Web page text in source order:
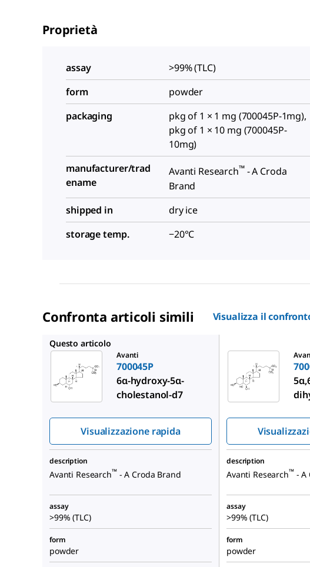
Proprietà
assay
>99% (TLC)
form
powder
packaging
pkg of 1 × 1 mg (700045P-1mg),
pkg of 1 × 10 mg (700045P-
10mg)
manufacturer/trad
ename
Avanti Research™- A Croda
Brand
shipped in
dry ice
storage temp.
−20°C
Confronta articoli simili Visualizza il
Questo articolo
Avanti
700045P
6α-hydroxy-5α-
cholestanol-d7
Visualizzazione rapida
description
Avanti Research™- A Croda Brand
description
Avanti Research™- A
assay
>99% (TLC)
assay
>99% (TLC)
form
powder
form
powder